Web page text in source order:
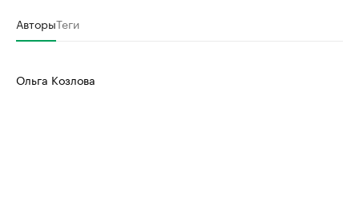
АвторыТеги
Ольга Козлова